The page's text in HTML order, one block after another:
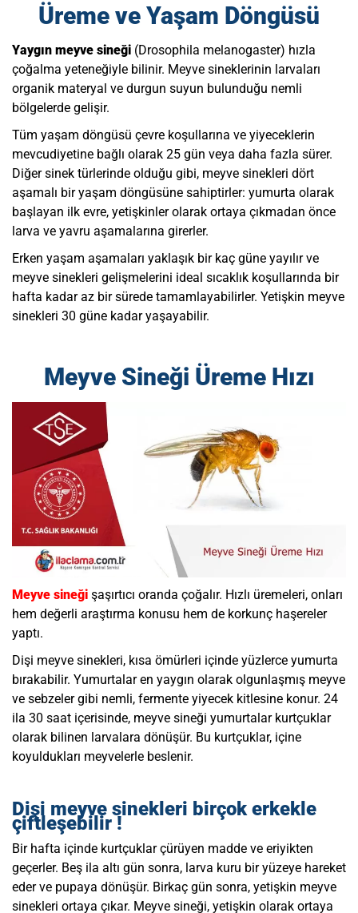
Üreme ve Yaşam Döngüsü
Yaygın meyve sineği (Drosophila melanogaster) hızla
çoğalma yeteneğiyle bilinir. Meyve sineklerinin larvaları
organik materyal ve durgun suyun bulunduğu nemli
bölgelerde gelişir.
Tüm yaşam döngüsü çevre koşullarına ve yiyeceklerin
mevcudiyetine bağlı olarak 25 gün veya daha fazla sürer.
Diğer sinek türlerinde olduğu gibi, meyve sinekleri dört
aşamalı bir yaşam döngüsüne sahiptirler: yumurta olarak
başlayan ilk evre, yetişkinler olarak ortaya çıkmadan önce
larva ve yavru aşamalarına girerler.
Erken yaşam aşamaları yaklaşık bir kaç güne yayılır ve
meyve sinekleri gelişmelerini ideal sıcaklık koşullarında bir
hafta kadar az bir sürede tamamlayabilirler. Yetişkin meyve
sinekleri 30 güne kadar yaşayabilir.
Meyve Sineği Üreme Hızı
Meyve sineği şaşırtıcı oranda çoğalır. Hızlı üremeleri, onları
hem değerli araştırma konusu hem de korkunç haşereler
yaptı.
Dişi meyve sinekleri, kısa ömürleri içinde yüzlerce yumurta
bırakabilir. Yumurtalar en yaygın olarak olgunlaşmış meyve
ve sebzeler gibi nemli, fermente yiyecek kitlesine konur. 24
ila 30 saat içerisinde, meyve sineği yumurtalar kurtçuklar
olarak bilinen larvalara dönüşür. Bu kurtçuklar, içine
koyuldukları meyvelerle beslenir.
Dişi meyve sinekleri birçok erkekle
çiftleşebilir !
Bir hafta içinde kurtçuklar çürüyen madde ve eriyikten
geçerler. Beş ila altı gün sonra, larva kuru bir yüzeye hareket
eder ve pupaya dönüşür. Birkaç gün sonra, yetişkin meyve
sinekleri ortaya çıkar. Meyve sineği, yetişkin olarak ortaya